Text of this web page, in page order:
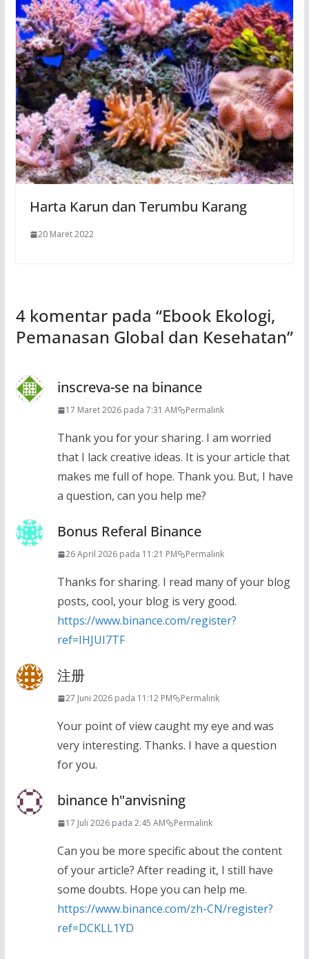
Harta Karun dan Terumbu Karang
20 Maret 2022
4 komentar pada “Ebook Ekologi,
Pemanasan Global dan Kesehatan”
inscreva-se na binance
17 Maret 2026 pada 7:31 AM Permalink
Thank you for your sharing. I am worried
that I lack creative ideas. It is your article that
makes me full of hope. Thank you. But, I have
a question, can you help me?
Bonus Referal Binance
26 April 2026 pada 11:21 PM Permalink
Thanks for sharing. I read many of your blog
posts, cool, your blog is very good.
https://www.binance.com/register?
ref=IHJUI7TF
注册
27 Juni 2026 pada 11:12 PM Permalink
Your point of view caught my eye and was
very interesting. Thanks. I have a question
for you.
binance h"anvisning
17 Juli 2026 pada 2:45 AM Permalink
Can you be more specific about the content
of your article? After reading it, I still have
some doubts. Hope you can help me.
https://www.binance.com/zh-CN/register?
ref=DCKLL1YD